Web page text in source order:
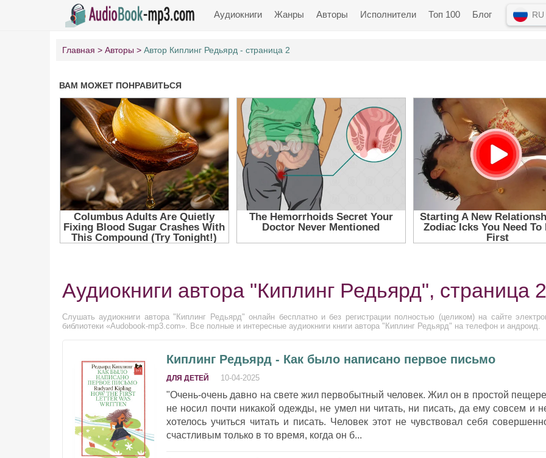
Аудиокниги Жанры Авторы Исполнители Топ 100 Блог RU
Главная Авторы Автор Киплинг Редьярд - страница 2
Аудиокниги автора "Киплинг Редьярд", страница 2
Слушать аудиокниги автора "Киплинг Редьярд" онлайн бесплатно и без регистрации полностью (целиком) на сайте
библиотеки «Audobook-mp3.com». Все полные и интересные аудиокниги книги автора "Киплинг Редьярд" на телефон и андроид.
Киплинг Редьярд - Как было написано первое письмо
ДЛЯ ДЕТЕЙ 10-04-2025
"Очень-очень давно на свете жил первобытный человек. Жил он в простой
не носил почти никакой одежды, не умел ни читать, ни писать, да ему совсем и
хотелось учиться читать и писать. Человек этот не чувствовал себя
счастливым только в то время, когда он б...